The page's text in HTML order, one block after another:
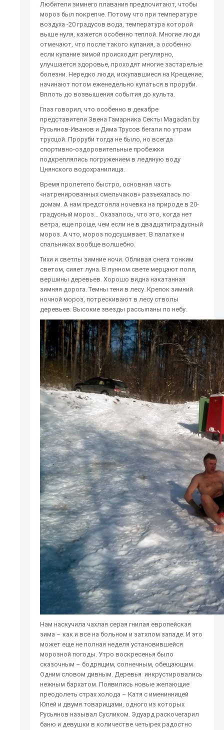
Любители зимнего плавания предпочитают, чтобы
мороз был покрепче. Потому что при температуре
воздуха -20 градусов вода, температура которой
выше нуля, кажется особенно теплой. Многие люди
отмечают, что после такого купания, а особенно
если купание зимой происходит регулярно,
улучшается здоровье, проходят многие застарелые
болезни. Нередко люди, искупавшиеся на Крещение,
начинают потом еженедельно купаться в проруби.
Вплоть до возвышения события до культа.
Глаз говорил, что особенно в декабре
представители Звена Гамарника Секты Magadan.by
Русьянов-Иванов и Дима Трусов бегали по утрам
трусцой. Проруби тогда не было, но всегда
спортивно-оздоровительные пробежки
подкреплялись погружением в ледяную воду
Цнянского водохранилища.
Время пролетело быстро, основная часть
«натренированных смельчаков» разъехалась по
домам. А нам предстояла ночевка на природе в 20-
градусный мороз... Оказалось, что это, когда нет
ветра, еще проще, чем если не в двадцатиградусный
мороз. А что, мороз подсушивает. В палатке и
спальниках вообще волшебно.
Тихи и светлы зимние ночи. Обливая снега тонким
светом, сияет луна. В лунном свете мерцают поля,
вершины деревьев. Хорошо видна накатанная
зимняя дорога. Темны тени в лесу. Крепок зимний
ночной мороз, потрескивают в лесу стволы
деревьев. Высокие звезды рассыпаны по небу.
Нам наскучила чахлая серая гнилая европейская
зима – как и все на больном и затхлом западе. И это
может еще не полная неделя установившейся
морозной погоды. Утро воскресенья было
сказочным – бодрящим, солнечным, обещающим.
Одним словом дивным. Деревья инкрустировались
нежным бархатом. Появились новые желающие
преодолеть страх холода – Катя с именинницей
Юлей и двумя товарищами, одного из которых
Русьянов называл Сусликом. Эдуард раскочегарил
баню и девушки в количестве четырех радостно